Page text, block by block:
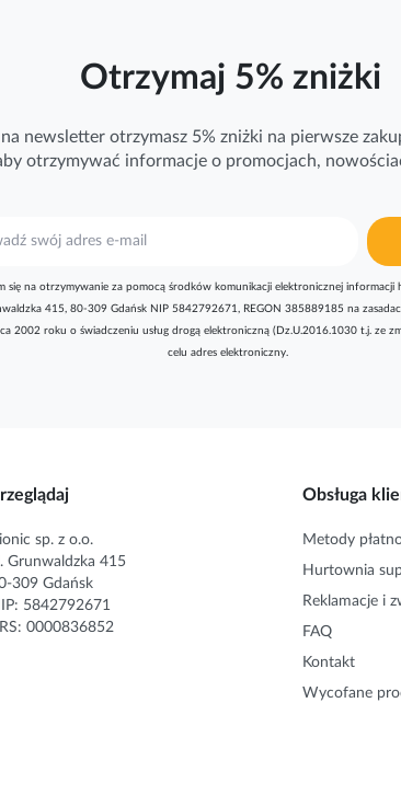
Otrzymaj 5% zniżki
newsletter otrzymasz 5% zniżki na pierwsze
otrzymywać informacje o promocjach,
się na otrzymywanie za pomocą środków komunikacji elektronicznej informacji
415, 80-309 Gdańsk NIP 5842792671, REGON 385889185 na
2002 roku o świadczeniu usług drogą elektroniczną (Dz.U.2016.1030 t.j. ze
celu adres elektroniczny.
sp. z o.o.
Grunwaldzka 415
309 Gdańsk
5842792671
0000836852
Obsługa
Metody
Hurtownia
Reklamacje i
FAQ
Kontakt
Wycofane